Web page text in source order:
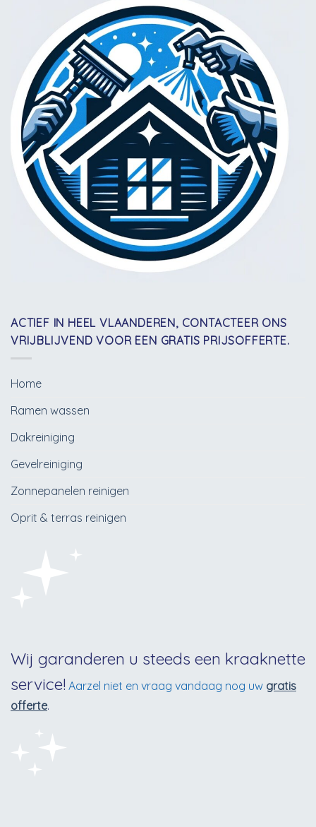
ACTIEF IN HEEL VLAANDEREN, CONTACTEER ONS
VRIJBLIJVEND VOOR EEN GRATIS PRIJSOFFERTE.
Home
Ramen wassen
Dakreiniging
Gevelreiniging
Zonnepanelen reinigen
Oprit & terras reinigen
Wij garanderen u steeds een kraaknette
service! Aarzel niet en vraag vandaag nog uw gratis
offerte.